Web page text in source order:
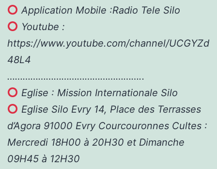
Application Mobile :Radio Tele Silo
Youtube :
https://www.youtube.com/channel/UCGYZd
48L4
……………………………………………..
Eglise : Mission Internationale Silo
Eglise Silo Evry 14, Place des Terrasses
d’Agora 91000 Evry Courcouronnes Cultes :
Mercredi 18H00 à 20H30 et Dimanche
09H45 à 12H30